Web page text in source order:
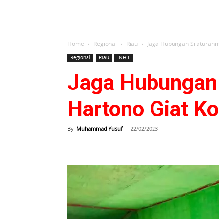
Home Regional Riau Jaga Hubungan
Regional Riau INHIL
Jaga
Hartono Giat
By Muhammad Yusuf - 22/02/2023